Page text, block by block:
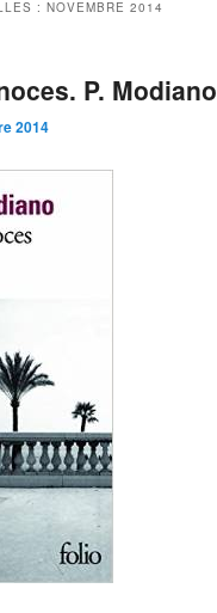
:NOVEMBRE 2014
P. Modiano
2014